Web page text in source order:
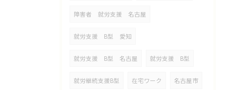
障害者 就労支援 名古屋
就労支援 B型 愛知
就労支援 B型 名古屋 就労支援 B型
就労継続支援B型 在宅ワーク 名古屋市